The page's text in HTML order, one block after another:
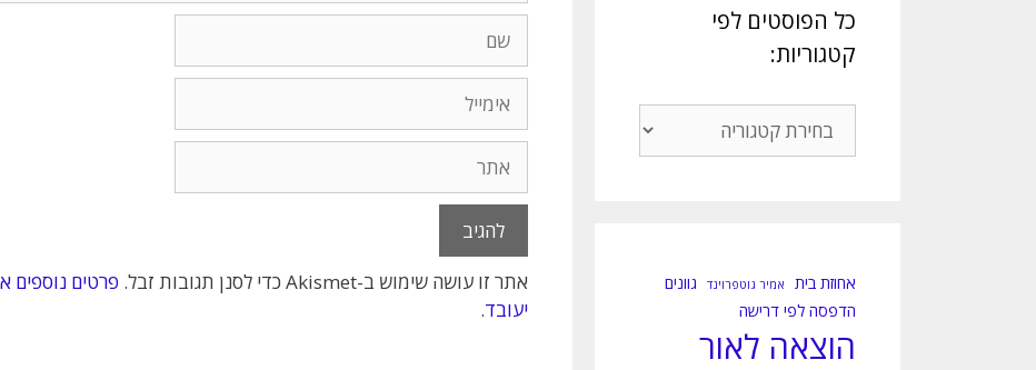
אתר זו עושה שימוש ב-Akismet כדי לסנן תגובות זבל.
פרטים נוספים
יעובד.
כל הפוסטים לפי
קטגוריות:
הפוסטים
אחוזת בית אמיר גוטפרוינד
גוונים
הדפסה לפי דרישה
הוצאה לאור